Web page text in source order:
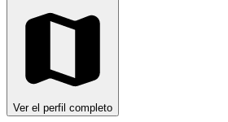
Ver el perfil completo